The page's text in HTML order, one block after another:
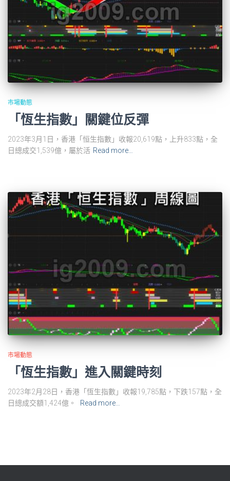
市場動態
「恆生指數」關鍵位反彈
2023年3月1日，香港「恒生指數」收報20,619點，上升833點，全
日總成交1,539億，屬於活 Read more…
市場動態
「恆生指數」進入關鍵時刻
2023年2月28日，香港「恆生指數」收報19,785點，下跌157點，全
日總成交額1,424億。
Read more…